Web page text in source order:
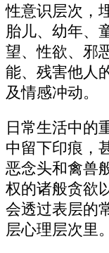
性意识层次，
胎儿、幼年、
望、性欲、邪
能、残害他人
及情感冲动。
日常生活中的
中留下印痕，
恶念头和禽兽
权的诸般贪欲
会透过表层的
层心理层次里。